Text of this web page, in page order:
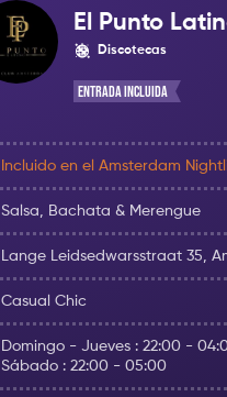
El Punto
Discotecas
Entrada Incluida
Incluido en el Amsterdam
Salsa, Bachata & Merengue
Lange Leidsedwarsstraat 35,
Casual Chic
Domingo - Jueves : 22:00 -
Sábado : 22:00 - 05:00